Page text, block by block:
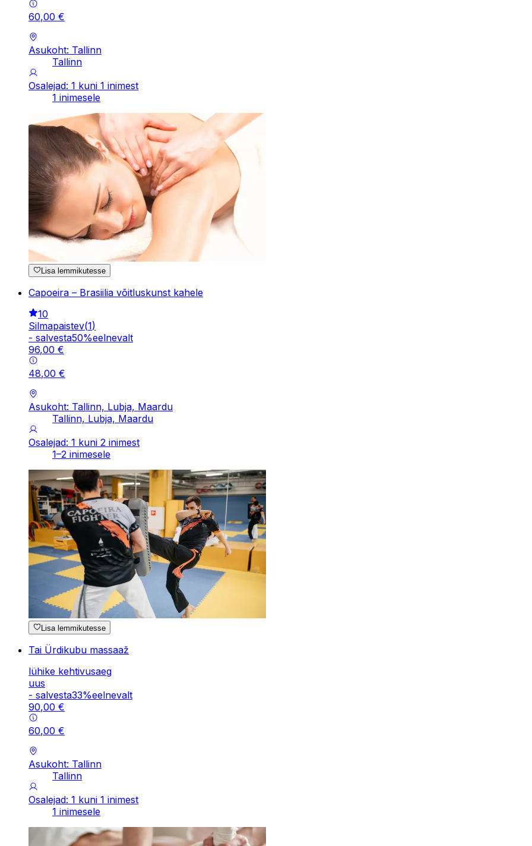
60,00 €
Asukoht: Tallinn
Tallinn
Osalejad: 1 kuni 1 inimest
1 inimesele
Lisa lemmikutesse
Capoeira – Brasiilia võitluskunst kahele
10
Silmapaistev(1)
- salvesta50%eelnevalt
96,00 €
48,00 €
Asukoht: Tallinn, Lubja, Maardu
Tallinn, Lubja, Maardu
Osalejad: 1 kuni 2 inimest
1–2 inimesele
Lisa lemmikutesse
Tai Ürdikubu massaaž
lühike kehtivusaeg
uus
- salvesta33%eelnevalt
90,00 €
60,00 €
Asukoht: Tallinn
Tallinn
Osalejad: 1 kuni 1 inimest
1 inimesele